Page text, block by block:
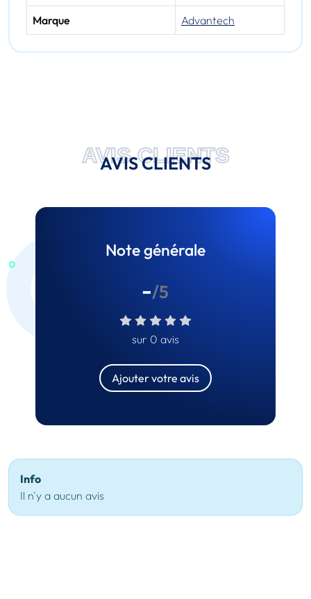
Marque Advantech
AVIS CLIENTS
AVIS CLIENTS
Note générale
-/5
sur 0 avis
Ajouter votre avis
Info
Il n'y a aucun avis